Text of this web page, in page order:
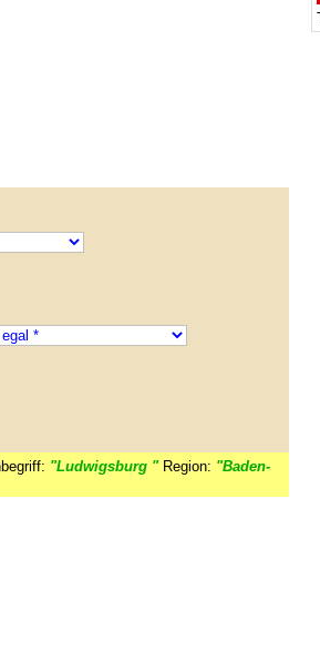
"Ludwigsburg "Region: "Baden-